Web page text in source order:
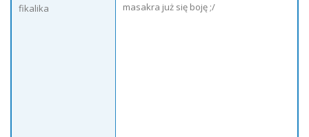
fikalika
masakra już się boję ;/